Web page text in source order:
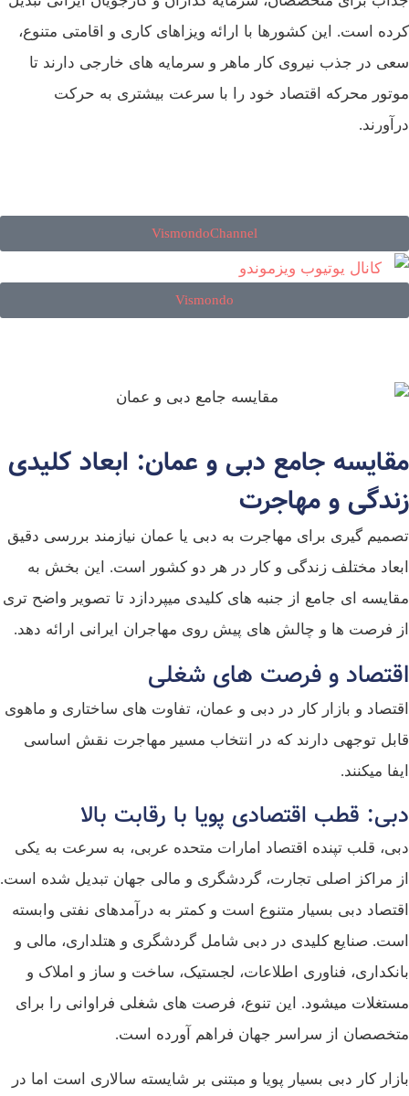
کرده است. این کشورها با ارائه ویزاهای کاری و اقامتی متنوع،
سعی در جذب نیروی کار ماهر و سرمایه‌ های خارجی دارند تا
موتور محرکه اقتصاد خود را با سرعت بیشتری به حرکت
درآورند.
VismondoChannel
Vismondo
مقایسه جامع دبی و عمان: ابعاد کلیدی
زندگی و مهاجرت
تصمیم‌ گیری برای مهاجرت به دبی یا عمان نیازمند بررسی دقیق
ابعاد مختلف زندگی و کار در هر دو کشور است. این بخش به
مقایسه‌ ای جامع از جنبه‌ های کلیدی میپردازد تا تصویر واضح‌ تری
از فرصت‌ ها و چالش‌ های پیش روی مهاجران ایرانی ارائه دهد.
اقتصاد و فرصت‌ های شغلی
اقتصاد و بازار کار در دبی و عمان، تفاوت‌ های ساختاری و ماهوی
قابل توجهی دارند که در انتخاب مسیر مهاجرت نقش اساسی
ایفا میکنند.
دبی: قطب اقتصادی پویا با رقابت بالا
دبی، قلب تپنده اقتصاد امارات متحده عربی، به سرعت به یکی
از مراکز اصلی تجارت، گردشگری و مالی جهان تبدیل شده است.
اقتصاد دبی بسیار متنوع است و کمتر به درآمدهای نفتی وابسته
است. صنایع کلیدی در دبی شامل گردشگری و هتلداری، مالی و
بانکداری، فناوری اطلاعات، لجستیک، ساخت و ساز و املاک و
مستغلات میشود. این تنوع، فرصت‌ های شغلی فراوانی را برای
متخصصان از سراسر جهان فراهم آورده است.
بازار کار دبی بسیار پویا و مبتنی بر شایسته‌ سالاری است اما در